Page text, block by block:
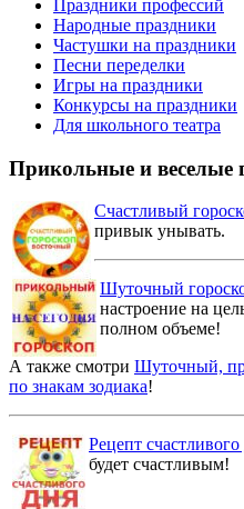
Праздники профессий
Народные праздники
Частушки на праздники
Песни переделки
Игры на праздники
Конкурсы на праздники
Для школьного театра
Прикольные и веселые
Счастливый
привык унывать.
Шуточный
настроение на
полном объеме!
А также смотри Шуточный,
по знакам зодиака!
Рецепт счастливого
будет счастливым!